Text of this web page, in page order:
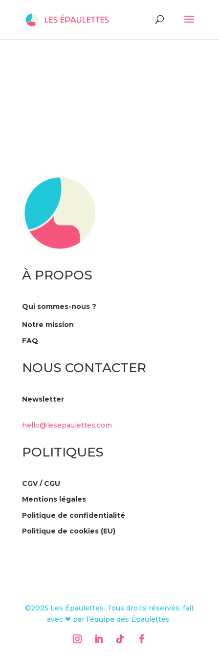
À PROPOS
Qui sommes-nous ?
Notre mission
FAQ
NOUS CONTACTER
Newsletter
hello@lesepaulettes.com
POLITIQUES
CGV / CGU
Mentions légales
Politique de confidentialité
Politique de cookies (EU)
©2025 Les Épaulettes. Tous droits réservés, fait
avec ❤ par l’équipe des Épaulettes